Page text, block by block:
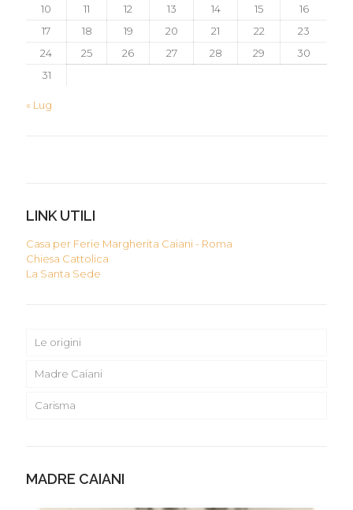
10
11 12 13 14 15
16
17
18 19 20 21 22
23
24
25 26 27 28 29
30
31
« Lug
LINK UTILI
Casa per Ferie Margherita Caiani - Roma
Chiesa Cattolica
La Santa Sede
Le origini
Madre Caiani
Carisma
MADRE CAIANI